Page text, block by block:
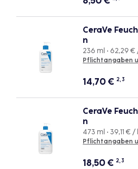
CeraVe
n
236 ml • 62,29 € /
Pflichtangaben
14,70€ 2, 3
CeraVe
n
473 ml • 39,11 € / l
Pflichtangaben
18,50€ 2, 3